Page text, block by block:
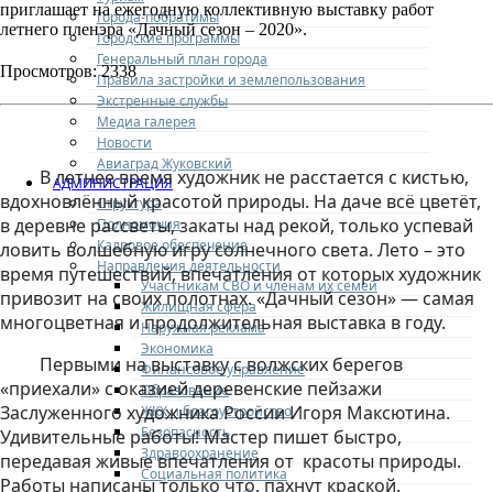
Города-побратимы
Городские программы
Генеральный план города
Правила застройки и землепользования
Экстренные службы
Медиа галерея
Новости
Авиаград Жуковский
АДМИНИСТРАЦИЯ
Структура
Полномочия
Кадровое обеспечение
Направления деятельности
Участникам СВО и членам их семей
Жилищная сфера
Наружная реклама
Экономика
Финансовое управление
Образование
ЖКХ и благоустройство
Безопасность
Здравоохранение
Социальная политика
приглашает на ежегодную коллективную выставку работ
летнего пленэра «Дачный сезон – 2020».
Просмотров: 2338
В летнее время художник не расстается с кистью,
вдохновлённый красотой природы. На даче всё цветёт,
в деревне рассветы, закаты над рекой, только успевай
ловить волшебную игру солнечного света. Лето – это
время путешествий, впечатления от которых художник
привозит на своих полотнах. «Дачный сезон» — самая
многоцветная и продолжительная выставка в году.
Первыми на выставку с волжских берегов
«приехали» с оказией деревенские пейзажи
Заслуженного художника России Игоря Максютина.
Удивительные работы! Мастер пишет быстро,
передавая живые впечатления от красоты природы.
Работы написаны только что, пахнут краской.